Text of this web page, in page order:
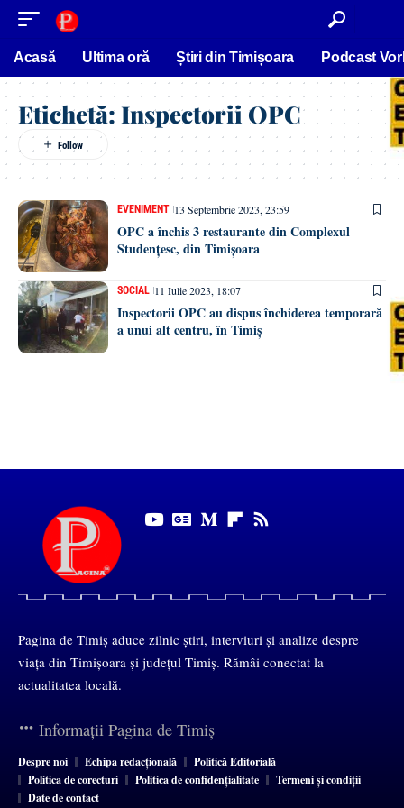
conținut
Acasă Ultima oră Știri din Timișoara Podcast
Etichetă:Inspectorii OPC
EVENIMENT 13 Septembrie 2023, 23:59
OPC a închis 3 restaurante din Complexul
Studențesc, din Timișoara
SOCIAL 11 Iulie 2023, 18:07
Inspectorii OPC au dispus închiderea temporară
a unui alt centru, în Timiș
Pagina de Timiș aduce zilnic știri, interviuri și analize despre
viața din Timișoara și județul Timiș. Rămâi conectat la
actualitatea locală.
Informații Pagina de Timiș
Despre noi Echipa redacțională
Politică Editorială
Politica de corecturi
Politica de confidențialitate
Termeni și condiții
Date de contact